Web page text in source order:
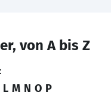
von A bis Z
L M N O P